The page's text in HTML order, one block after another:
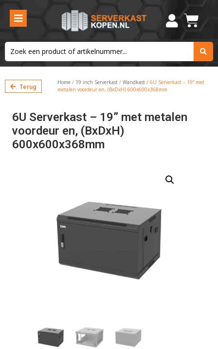
Terug
Home / 19 inch Serverkast /Wandkast / 6U Serverkast – 19” met
metalen voordeur en, (BxDxH) 600x600x368mm
6U Serverkast – 19” met metalen
voordeur en, (BxDxH)
600x600x368mm